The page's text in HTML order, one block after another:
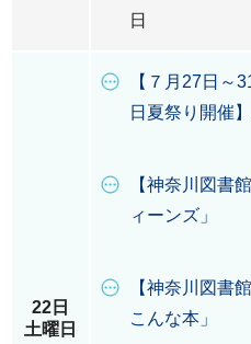
日
22日
土曜日
【７月27日～
日夏祭り開催
【神奈川図書
ィーンズ」
【神奈川図書
こんな本」